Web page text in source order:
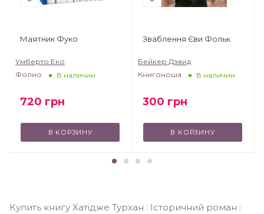
Маятник Фуко
Умберто Еко
Фолио
В наличии
720 грн
В КОРЗИНУ
Зваблення Єви Фольк
Бейкер Дэвид
Книгоноша
В наличии
300 грн
В КОРЗИНУ
Купить книгу Хатідже Турхан : Історичний роман :